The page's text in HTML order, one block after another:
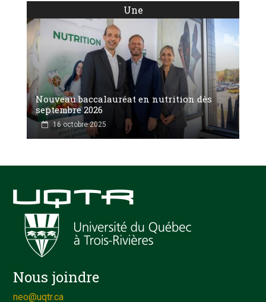
Une
Nouveau baccalauréat en nutrition dès
septembre 2026
16 octobre 2025
Nous joindre
neo@uqtr.ca